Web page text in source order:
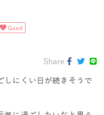
Good
Share
しにくい日が続きそうで